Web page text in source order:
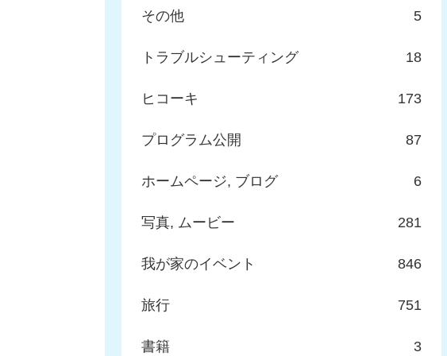
その他 5
トラブルシューティング 18
ヒコーキ 173
プログラム公開 87
ホームページ, ブログ 6
写真, ムービー 281
我が家のイベント 846
旅行 751
書籍 3